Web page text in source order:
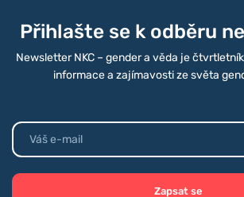
Přihlašte se k odběru
Newsletter NKC – gender a věda je
informace a zajímavosti ze světa
Zapsat se